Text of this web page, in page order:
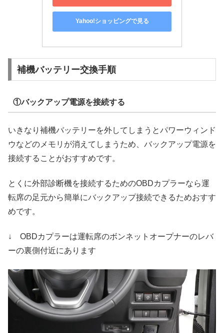
Yahoo!ショッピングで見る
補機バッテリー交換手順
①バックアップ電源を接続する
いきなり補機バッテリーを外してしまうとパワーウィンド
ウなどのメモリが消えてしまうため、バックアップ電源を
接続することがおすすめです。
とくに外部診断機を接続するためのOBDカプラーなら運
転席の足元から簡単にバックアップ接続できるためおすす
めです。
↓ OBDカプラーは運転席のボンネットオープナーのレバ
ーの裏側付近にあります